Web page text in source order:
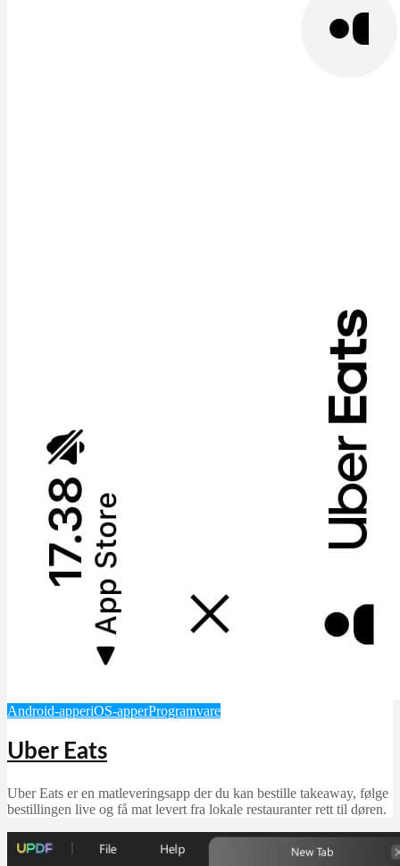
Android-apperiOS-apperProgramvare
Uber Eats
Uber Eats er en matleveringsapp der du kan bestille takeaway, følge
bestillingen live og få mat levert fra lokale restauranter rett til døren.